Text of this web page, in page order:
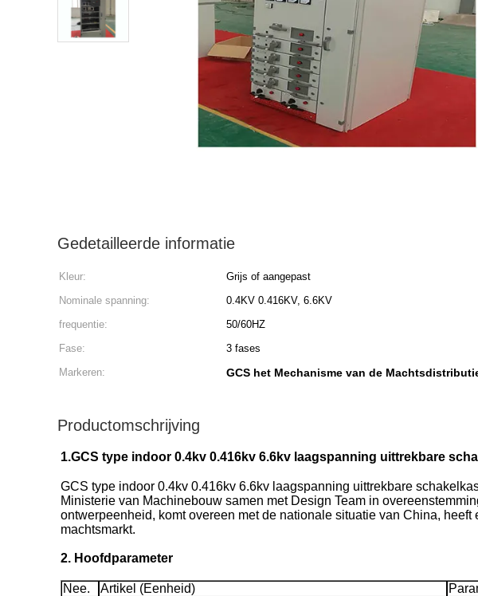
Gedetailleerde informatie
Kleur: Grijs of aangepast
Nominale spanning:
0.4KV 0.416KV, 6.6KV
frequentie:
50/60HZ
Fase:
3 fases
Markeren:
GCS het Mechanisme van de
Productomschrijving
1.GCS type indoor 0.4kv 0.416kv 6.6kv laagspanning uittrekbare
GCS type indoor 0.4kv 0.416kv 6.6kv laagspanning uittrekbare
Ministerie van Machinebouw samen met Design Team in
ontwerpeenheid, komt overeen met de nationale situatie van China,
machtsmarkt.
2. Hoofdparameter
Nee. Artikel (Eenheid)